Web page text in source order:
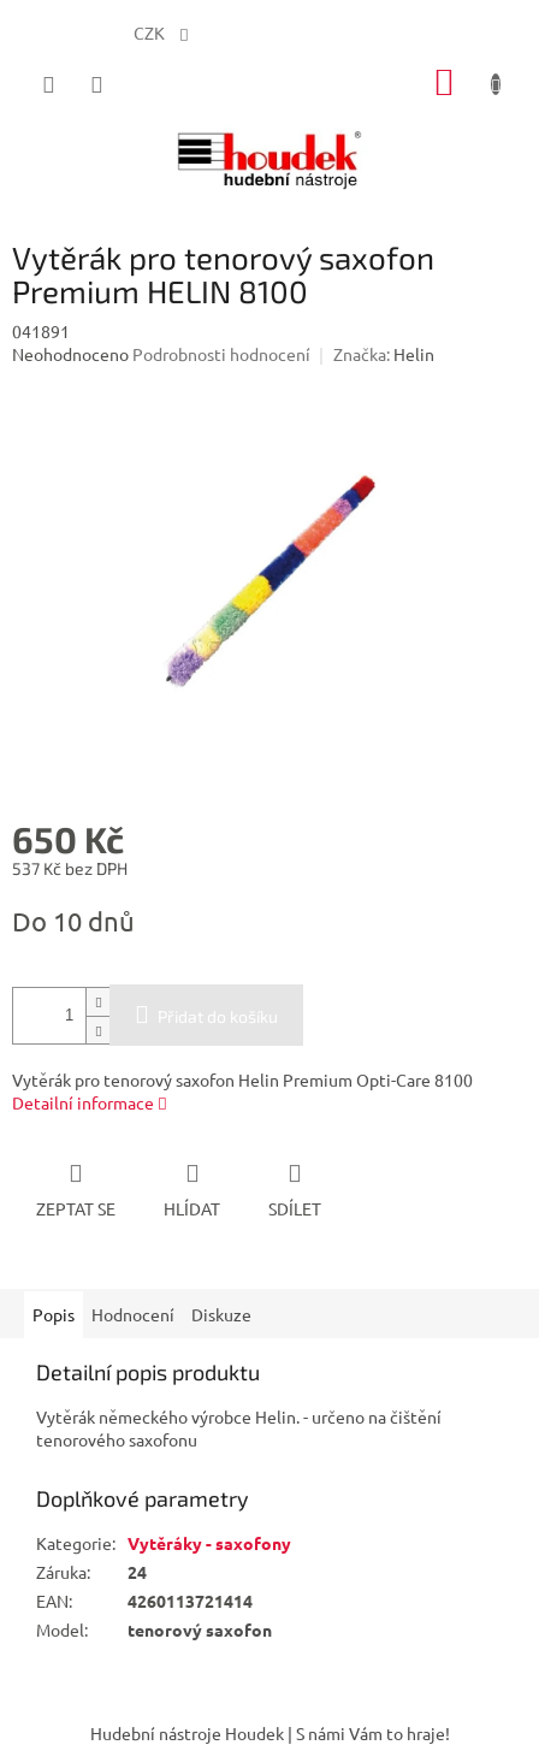
CZK
Vytěrák pro tenorový saxofon
Premium HELIN 8100
041891
Průměrné
Neohodnoceno Podrobnosti hodnocení Značka: Helin
650 Kč
537 Kč bez DPH
cena:
Do 10 dnů
Přidat do košíku
Vytěrák pro tenorový saxofon Helin Premium Opti-Care 8100
Detailní informace
ZEPTAT SE HLÍDAT SDÍLET
Popis Hodnocení Diskuze
Detailní popis produktu
Vytěrák německého výrobce Helin. - určeno na čištění
tenorového saxofonu
Doplňkové parametry
Kategorie: Vytěráky - saxofony
Záruka:
24
EAN:
4260113721414
Model: tenorový saxofon
Hudební nástroje Houdek | S námi Vám to hraje!